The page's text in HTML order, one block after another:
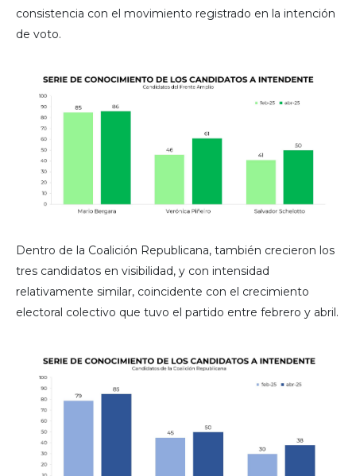
consistencia con el movimiento registrado en la intención
de voto.
Dentro de la Coalición Republicana, también crecieron los
tres candidatos en visibilidad, y con intensidad
relativamente similar, coincidente con el crecimiento
electoral colectivo que tuvo el partido entre febrero y abril.